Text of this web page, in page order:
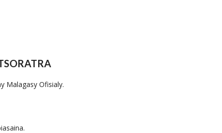
Malagasy Ofisialy.